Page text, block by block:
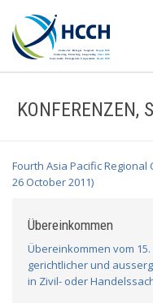
KONFERENZEN,
Fourth Asia Pacific
26 October 2011)
Übereinkommen
Übereinkommen vom
gerichtlicher und
in Zivil- oder